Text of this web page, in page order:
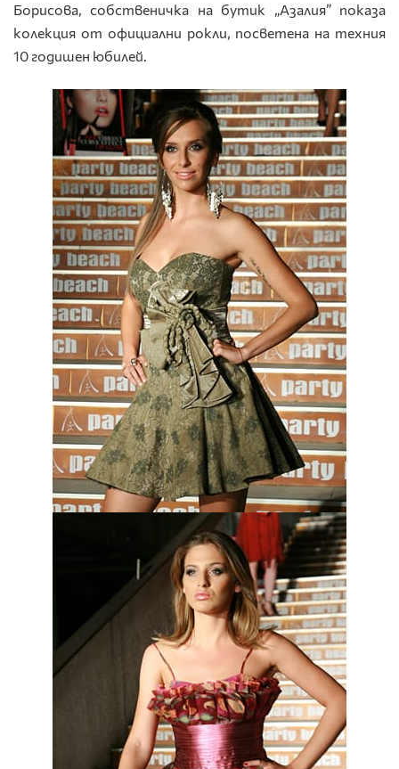
Борисова, собственичка на бутик „Азалия” показа
колекция от официални рокли, посветена на техния
10 годишен юбилей.